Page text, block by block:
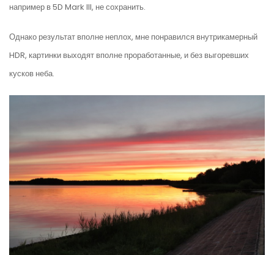
например в 5D Mark III, не сохранить.
Однако результат вполне неплох, мне понравился внутрикамерный
HDR, картинки выходят вполне проработанные, и без выгоревших
кусков неба.